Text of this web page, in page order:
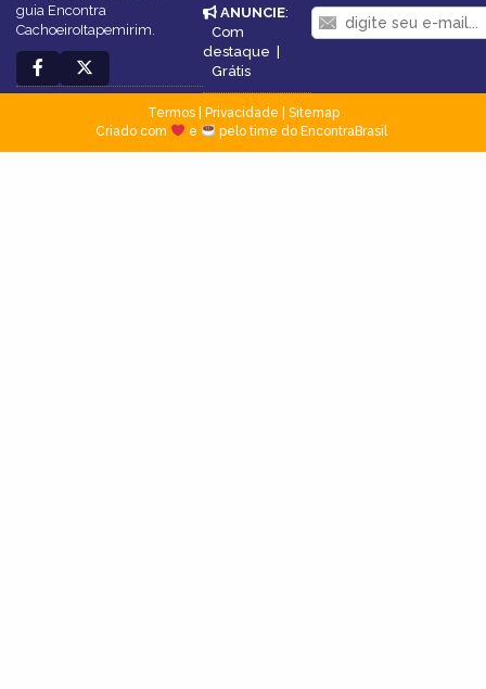
guia Encontra
CachoeiroItapemirim.
ANUNCIE:
Com
destaque |
Grátis
Termos| Privacidade
Sitemap
Criado com
e pelo time do EncontraBrasil